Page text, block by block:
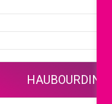
HAUBOURDIN